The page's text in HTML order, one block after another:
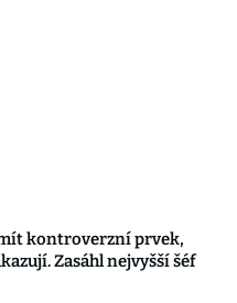
kontroverzní prvek,
Zasáhl nejvyšší šéf